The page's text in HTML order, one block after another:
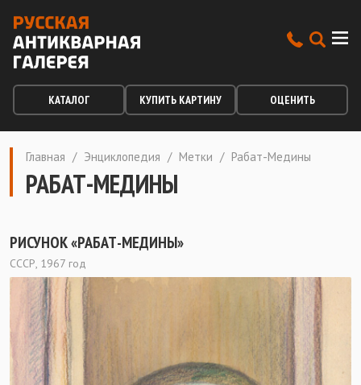
КАТАЛОГ КУПИТЬ КАРТИНУ ОЦЕНИТЬ
Главная / Энциклопедия / Метки / Рабат-Медины
РАБАТ-МЕДИНЫ
РИСУНОК «РАБАТ-МЕДИНЫ»
СССР, 1967 год